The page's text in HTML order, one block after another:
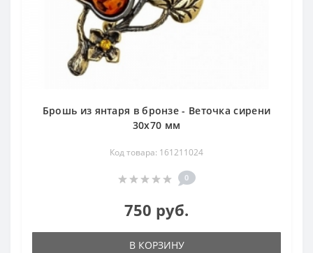
Брошь из янтаря в бронзе - Веточка сирени
30х70 мм
Код товара: 161211024
0
750 руб.
В КОРЗИНУ